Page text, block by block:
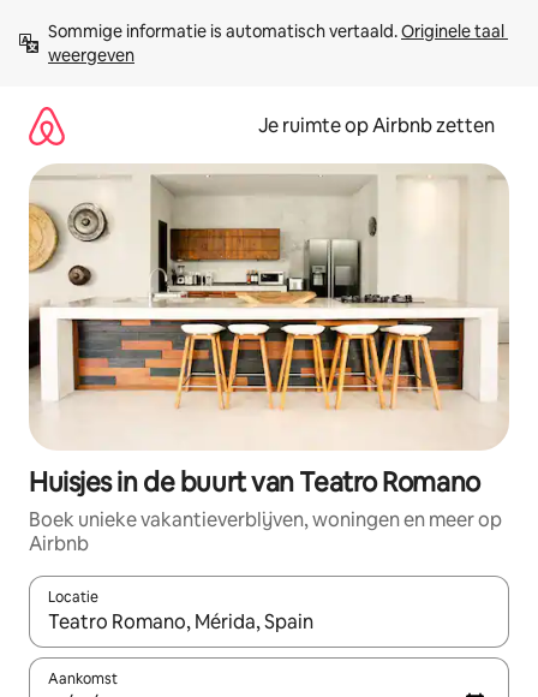
direct
naar
Sommige informatie is automatisch vertaald. Originele taal
weergeven
Je ruimte op Airbnb zetten
Huisjes in de buurt van Teatro Romano
Boek unieke vakantieverblijven, woningen en meer op
Airbnb
Locatie
Wanneer er suggesties beschikbaar zijn, maak je een keuze
Aankomst